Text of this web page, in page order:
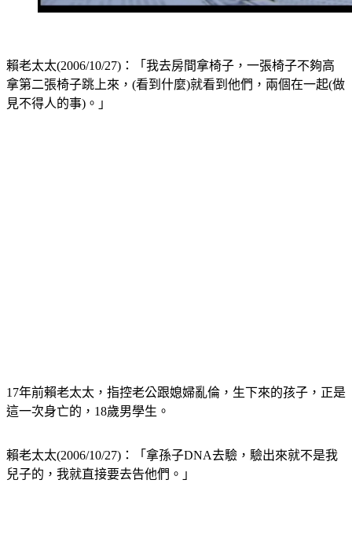
賴老太太(2006/10/27)：「我去房間拿椅子，一張椅子不夠高
拿第二張椅子跳上來，(看到什麼)就看到他們，兩個在一起(做
見不得人的事)。」
17年前賴老太太，指控老公跟媳婦亂倫，生下來的孩子，正是
這一次身亡的，18歲男學生。
賴老太太(2006/10/27)：「拿孫子DNA去驗，驗出來就不是我
兒子的，我就直接要去告他們。」